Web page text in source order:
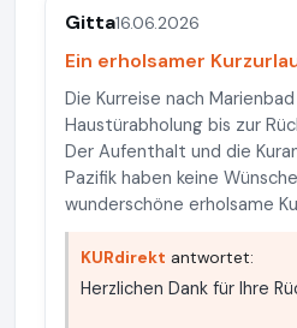
Gitta16.06.2026
Ein erholsamer
Die Kurreise nach
Haustürabholung bis zur
Der Aufenthalt und die
Pazifik haben keine
wunderschöne erholsame
KURdirekt antwortet:
Herzlichen Dank für Ihre